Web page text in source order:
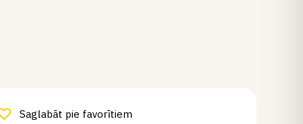
Saglabāt pie favorītiem